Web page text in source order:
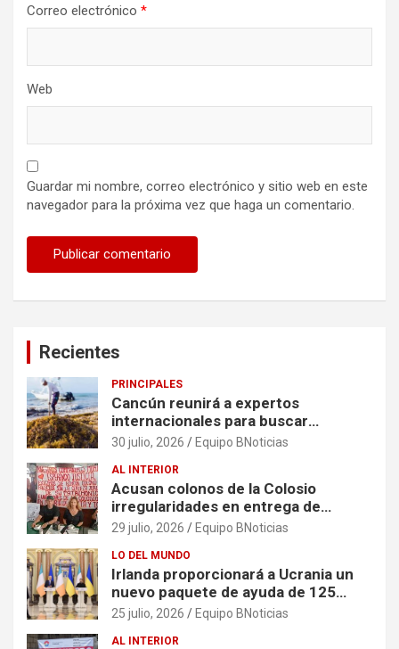
Correo electrónico *
Web
Guardar mi nombre, correo electrónico y sitio web en este
navegador para la próxima vez que haga un comentario.
Recientes
PRINCIPALES
Cancún reunirá a expertos
internacionales para buscar
soluciones al problema del sargazo
30 julio, 2026 Equipo BNoticias
AL INTERIOR
Acusan colonos de la Colosio
irregularidades en entrega de
escrituras
29 julio, 2026 Equipo BNoticias
LO DEL MUNDO
Irlanda proporcionará a Ucrania un
nuevo paquete de ayuda de 125
millones de euros
25 julio, 2026 Equipo BNoticias
AL INTERIOR